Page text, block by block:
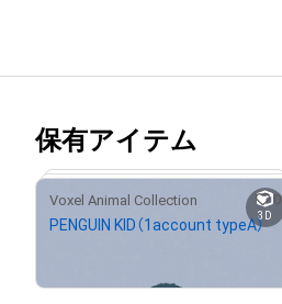
保有アイテム
3D
Voxel Animal Collection 0
PENGUIN KID（1account typeA）